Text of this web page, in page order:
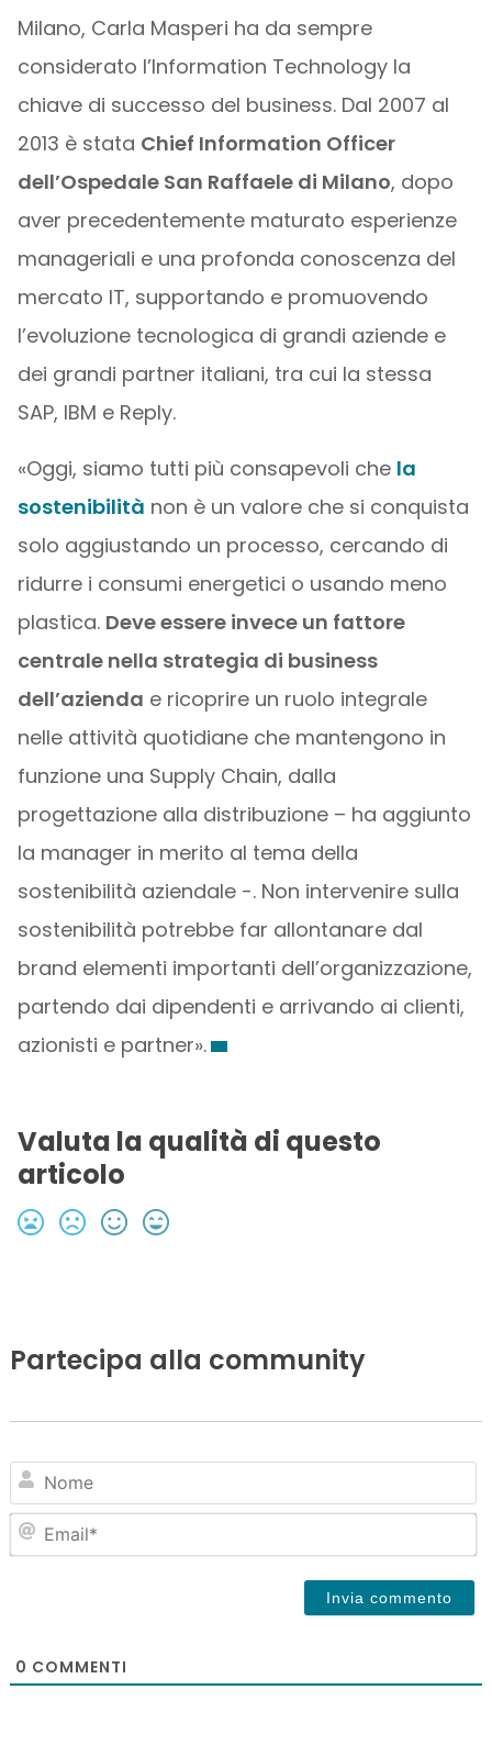
Milano, Carla Masperi ha da sempre
considerato l’Information Technology la
chiave di successo del business. Dal 2007 al
2013 è stata Chief Information Officer
dell’Ospedale San Raffaele di Milano, dopo
aver precedentemente maturato esperienze
manageriali e una profonda conoscenza del
mercato IT, supportando e promuovendo
l’evoluzione tecnologica di grandi aziende e
dei grandi partner italiani, tra cui la stessa
SAP, IBM e Reply.
«Oggi, siamo tutti più consapevoli che la
sostenibilità non è un valore che si conquista
solo aggiustando un processo, cercando di
ridurre i consumi energetici o usando meno
plastica. Deve essere invece un fattore
centrale nella strategia di business
dell’azienda e ricoprire un ruolo integrale
nelle attività quotidiane che mantengono in
funzione una Supply Chain, dalla
progettazione alla distribuzione – ha aggiunto
la manager in merito al tema della
sostenibilità aziendale -. Non intervenire sulla
sostenibilità potrebbe far allontanare dal
brand elementi importanti dell’organizzazione,
partendo dai dipendenti e arrivando ai clienti,
azionisti e partner».
Valuta la qualità di questo
articolo
Partecipa alla community
0 COMMENTI